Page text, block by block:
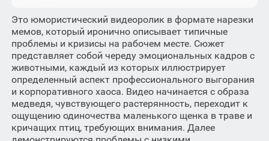
Это юмористический видеоролик в формате нарезки
мемов, который иронично описывает типичные
проблемы и кризисы на рабочем месте. Сюжет
представляет собой череду эмоциональных кадров с
животными, каждый из которых иллюстрирует
определенный аспект профессионального выгорания
и корпоративного хаоса. Видео начинается с образа
медведя, чувствующего растерянность, переходит к
ощущению одиночества маленького щенка в траве и
кричащих птиц, требующих внимания. Далее